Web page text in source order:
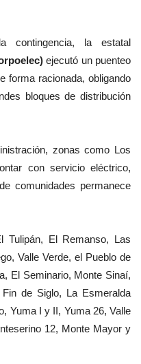
l a estatal
ejecutó un puenteo
forma racionada, obligando
bloques de distribución
zonas como Los
con servicio eléctrico,
comunidades permanece
Tulipán, El Remanso, Las
Valle Verde, el Pueblo de
El Seminario, Monte Sinaí,
de Siglo, La Esmeralda
Yuma I y II, Yuma 26, Valle
12, Monte Mayor y